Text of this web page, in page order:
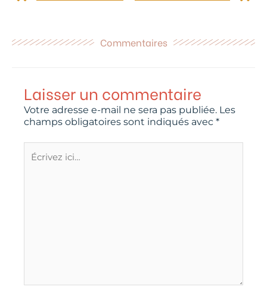
Commentaires
Laisser un commentaire
Votre adresse e-mail ne sera pas publiée. Les
champs obligatoires sont indiqués avec *
ici…